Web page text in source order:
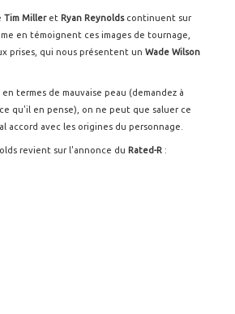
Tim Milleret Ryan Reynoldscontinuent sur
en témoignent ces images de tournage,
prises, qui nous présentent un Wade Wilson
termes de mauvaise peau (demandez à
qu'il en pense), on ne peut que saluer ce
accord avec les origines du personnage.
revient sur l'annonce du Rated-R :